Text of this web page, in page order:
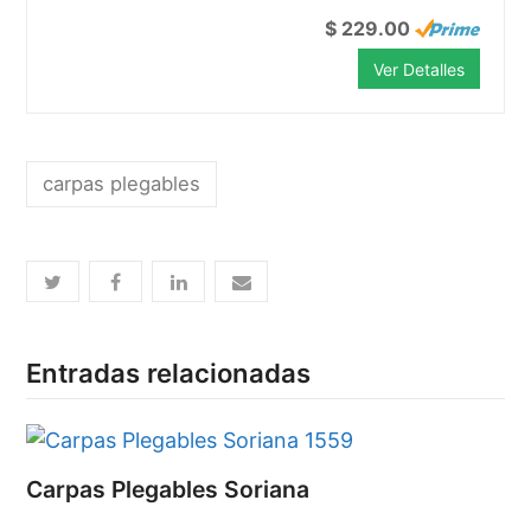
$ 229.00
Ver Detalles
carpas plegables
Entradas relacionadas
Carpas Plegables Soriana